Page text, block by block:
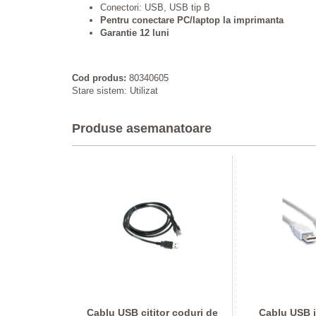
Conectori: USB, USB tip B
Pentru conectare PC/laptop la imprimanta
Garantie 12 luni
Cod produs: 80340605
Stare sistem: Utilizat
Produse asemanatoare
Cablu USB cititor coduri de
Cablu USB